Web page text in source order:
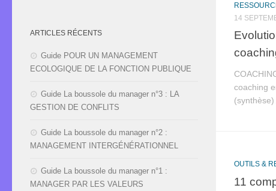
14
coaching
OUTILS &
11
ARTICLES RÉCENTS
Guide POUR UN MANAGEMENT
ECOLOGIQUE DE LA FONCTION PUBLIQUE
Guide La boussole du manager n°3 : LA
GESTION DE CONFLITS
Guide La boussole du manager n°2 :
MANAGEMENT INTERGÉNÉRATIONNEL
Guide La boussole du manager n°1 :
MANAGER PAR LES VALEURS